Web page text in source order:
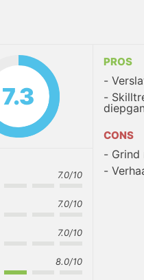
7.3
7.0/10
7.0/10
7.0/10
8.0/10
PROS
CONS